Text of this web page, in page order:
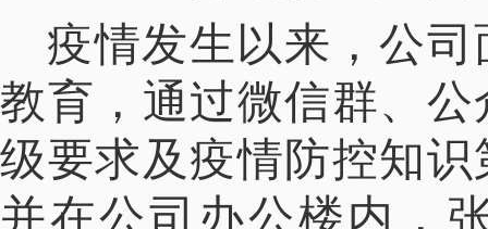
疫情发生以来，公
教育，通过微信群、
级要求及疫情防控知
并在公司办公楼内，